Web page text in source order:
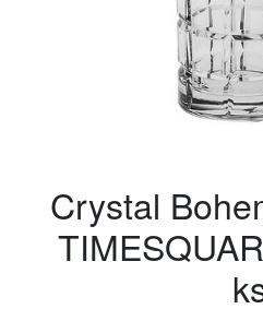
Crystal